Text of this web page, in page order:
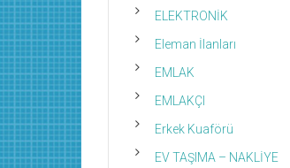
ELEKTRONİK
Eleman İlanları
EMLAK
EMLAKÇI
Erkek Kuaförü
EV TAŞIMA – NAKLİYE